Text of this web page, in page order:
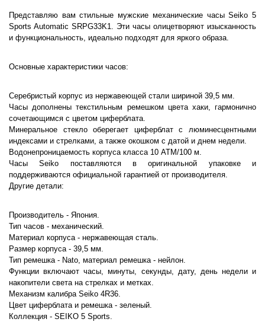
Представляю вам стильные мужские механические часы Seiko 5
Sports Automatic SRPG33K1. Эти часы олицетворяют изысканность
и функциональность, идеально подходят для яркого образа.
Основные характеристики часов:
Серебристый корпус из нержавеющей стали шириной 39,5 мм.
Часы дополнены текстильным ремешком цвета хаки, гармонично
сочетающимся с цветом циферблата.
Минеральное стекло оберегает циферблат с люминесцентными
индексами и стрелками, а также окошком с датой и днем недели.
Водонепроницаемость корпуса класса 10 АТМ/100 м.
Часы Seiko поставляются в оригинальной упаковке и
поддерживаются официальной гарантией от производителя.
Другие детали:
Производитель - Япония.
Тип часов - механический.
Материал корпуса - нержавеющая сталь.
Размер корпуса - 39,5 мм.
Тип ремешка - Nato, материал ремешка - нейлон.
Функции включают часы, минуты, секунды, дату, день недели и
накопители света на стрелках и метках.
Механизм калибра Seiko 4R36.
Цвет циферблата и ремешка - зеленый.
Коллекция - SEIKO 5 Sports.